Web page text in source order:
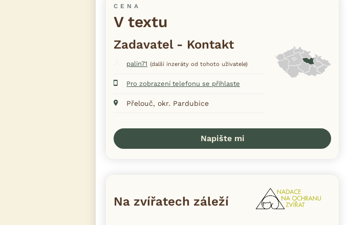
CENA
V textu
Zadavatel - Kontakt
palin71 (další inzeráty od tohoto uživatele)
Pro zobrazení telefonu se přihlaste
Přelouč, okr. Pardubice
Napište mi
Na zvířatech záleží